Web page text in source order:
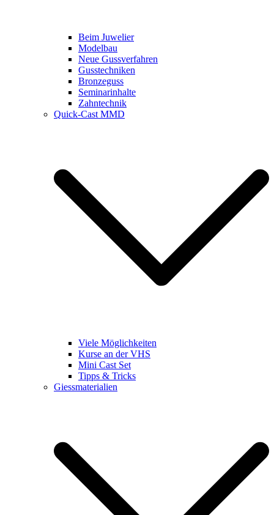
Beim Juwelier
Modelbau
Neue Gussverfahren
Gusstechniken
Bronzeguss
Seminarinhalte
Zahntechnik
Quick-Cast MMD
Viele Möglichkeiten
Kurse an der VHS
Mini Cast Set
Tipps & Tricks
Giessmaterialien